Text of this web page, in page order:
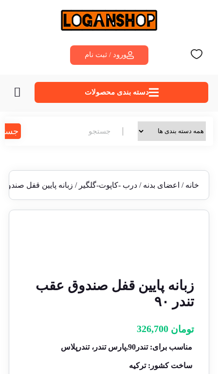
ورود / ثبت نام
دسته‌ بندی محصولات
خانه / اعضای بدنه / درب -کاپوت-گلگیر / زبانه پایین قفل صندوق
زبانه پایین قفل صندوق عقب
تندر ۹۰
تومان
مناسب برای: تندر90,پارس تندر، تندرپلاس
ساخت کشور: ترکیه